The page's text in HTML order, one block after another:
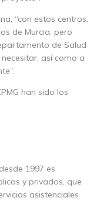
“con estos centros,
de Murcia, pero
de Salud
así como a
han sido los
1997 es
y privados, que
asistenciales